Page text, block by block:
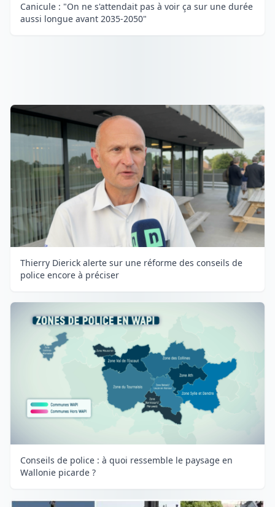
Canicule : "On ne s'attendait pas à voir ça sur une durée
aussi longue avant 2035-2050"
Thierry Dierick alerte sur une réforme des conseils de
police encore à préciser
Conseils de police : à quoi ressemble le paysage en
Wallonie picarde ?